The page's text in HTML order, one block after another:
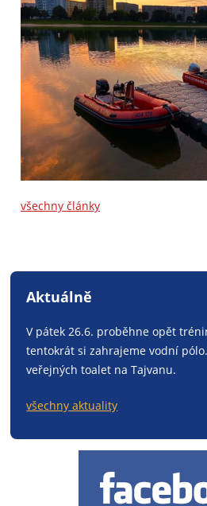
všechny články
Aktuálně
V pátek 26.6. proběhne opět
tentokrát si zahrajeme vodní
veřejných toalet na Tajvanu.
všechny aktuality